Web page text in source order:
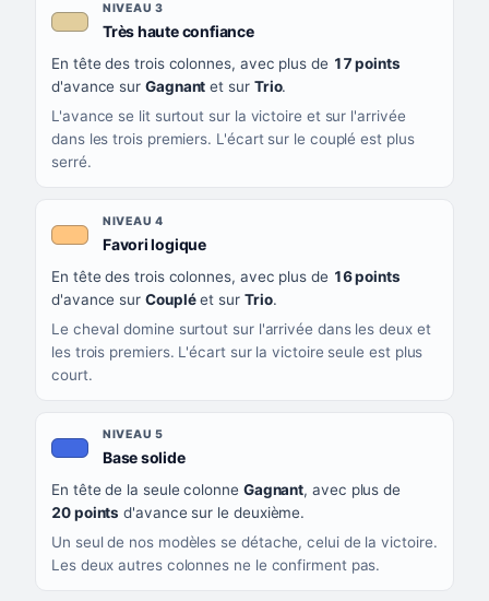
NIVEAU 3
Très haute confiance, couleur beige
En tête des trois colonnes, avec plus de 17 points
d'avance sur Gagnant et sur Trio.
L'avance se lit surtout sur la victoire et sur l'arrivée
dans les trois premiers. L'écart sur le couplé est plus
serré.
NIVEAU 4
Favori logique, couleur orange clair
En tête des trois colonnes, avec plus de 16 points
d'avance sur Coupléet sur Trio.
Le cheval domine surtout sur l'arrivée dans les deux et
les trois premiers. L'écart sur la victoire seule est plus
court.
NIVEAU 5
Base solide, couleur bleu roi
En tête de la seule colonne Gagnant, avec plus de
20 points d'avance sur le deuxième.
Un seul de nos modèles se détache, celui de la victoire.
Les deux autres colonnes ne le confirment pas.